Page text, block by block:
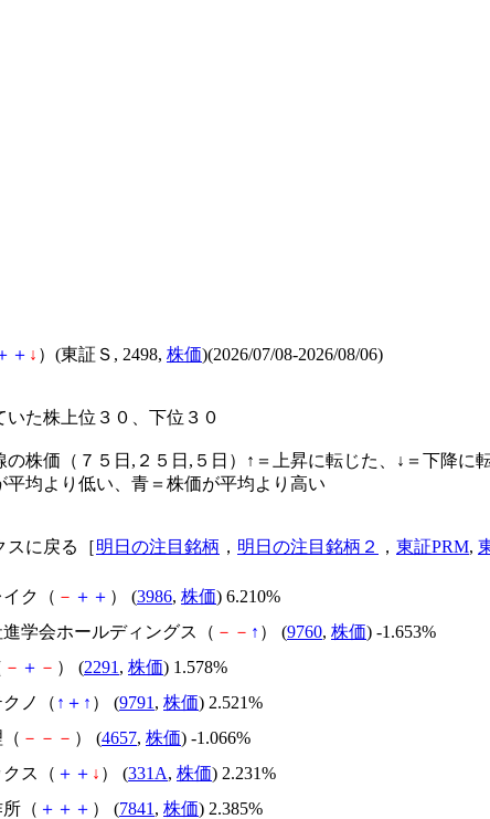
＋ ↓ ）(東証Ｓ, 2498, 株価)(2026/07/08-2026/08/06)
いた株上位３０、下位３０
の株価（７５日,２５日,５日）↑＝上昇に転じた、↓＝下降に
平均より低い、青＝株価が平均より高い
スに戻る［明日の注目銘柄 ， 明日の注目銘柄２ ， 東証PRM,
ク（ － ＋ ＋ ） (3986, 株価) 6.210%
学会ホールディングス（ － － ↑ ） (9760, 株価) -1.653%
－ ＋ － ） (2291 , 株価) 1.578%
ノ（ ↑ ＋ ↑ ） (9791 , 株価) 2.521%
－ － － ） (4657, 株価) -1.066%
ス（ ＋ ＋ ↓ ） (331A, 株価) 2.231%
（ ＋ ＋ ＋ ） (7841 , 株価) 2.385%